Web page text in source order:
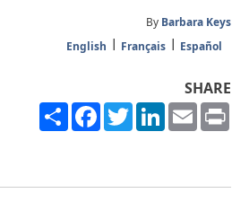
By Barbara Keys
English
Français Español
SHARE
Share
FacebookTwitterLinkedInEmailPrint